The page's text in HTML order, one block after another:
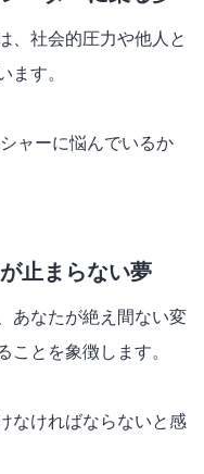
、社会的圧力や他人と
ます。
ャーに悩んでいるか
止まらない夢
あなたが絶え間ない変
ことを象徴します。
なければならないと感